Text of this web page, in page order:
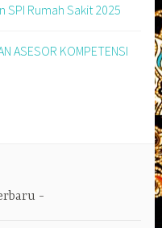
SPI Rumah Sakit 2025
ASESOR KOMPETENSI